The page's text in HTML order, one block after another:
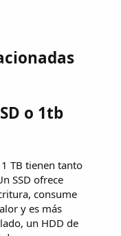
o 1tb
TB tienen tanto
SSD ofrece
consume
y es más
un HDD de